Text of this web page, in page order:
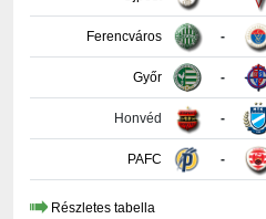
Győr
Honvéd
PAFC
Részletes tabella